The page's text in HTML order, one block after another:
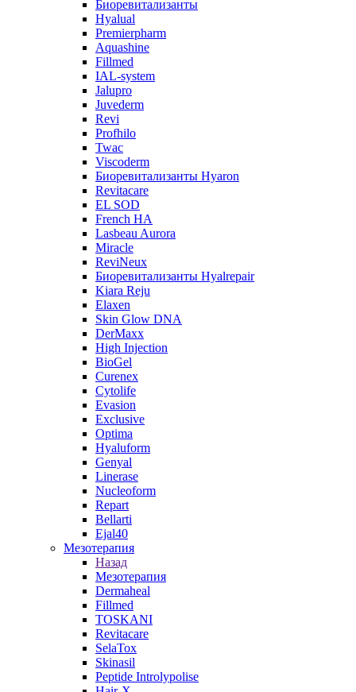
Биоревитализанты
Hyalual
Premierpharm
Aquashine
Fillmed
IAL-system
Jalupro
Juvederm
Revi
Profhilo
Twac
Viscoderm
Биоревитализанты Hyaron
Revitacare
EL SOD
French HA
Lasbeau Aurora
Miracle
ReviNeux
Биоревитализанты Hyalrepair
Kiara Reju
Elaxen
Skin Glow DNA
DerMaxx
High Injection
BioGel
Curenex
Cytolife
Evasion
Exclusive
Optima
Hyaluform
Genyal
Linerase
Nucleoform
Repart
Bellarti
Ejal40
Мезотерапия
Назад
Мезотерапия
Dermaheal
Fillmed
TOSKANI
Revitacare
SelaTox
Skinasil
Peptide Introlypolise